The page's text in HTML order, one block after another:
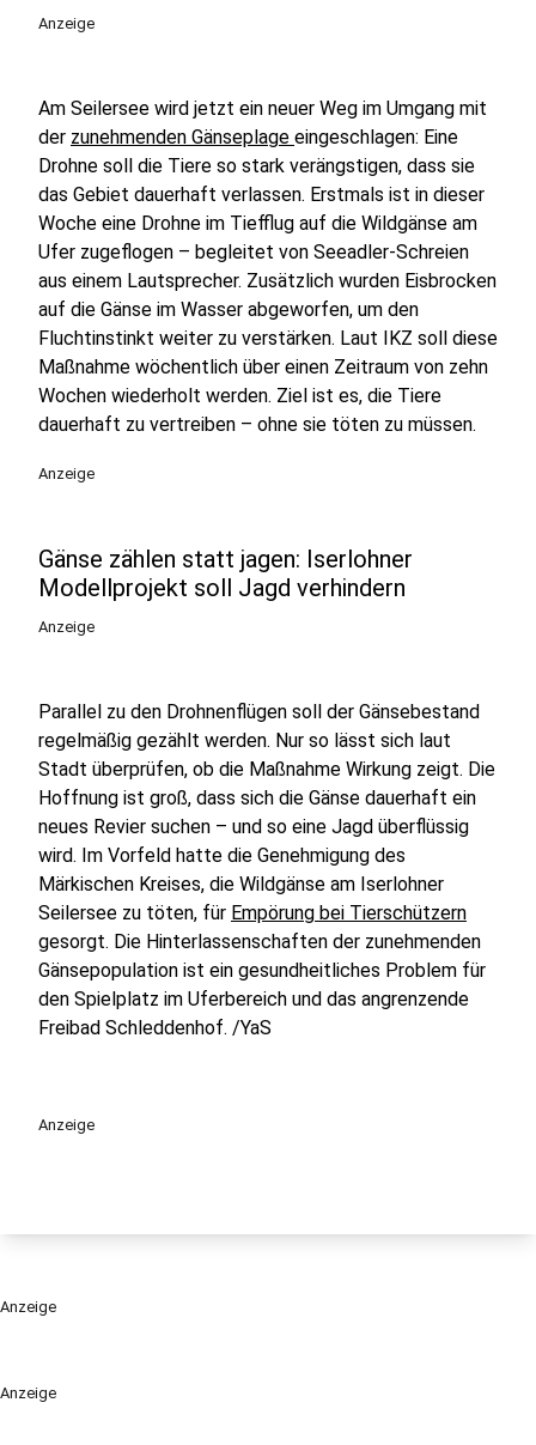
Anzeige
Anzeige
Am Seilersee wird jetzt ein neuer Weg im Umgang mit
der zunehmenden Gänseplage eingeschlagen: Eine
Drohne soll die Tiere so stark verängstigen, dass sie
das Gebiet dauerhaft verlassen. Erstmals ist in dieser
Woche eine Drohne im Tiefflug auf die Wildgänse am
Ufer zugeflogen – begleitet von Seeadler-Schreien
aus einem Lautsprecher. Zusätzlich wurden Eisbrocken
auf die Gänse im Wasser abgeworfen, um den
Fluchtinstinkt weiter zu verstärken. Laut IKZ soll diese
Maßnahme wöchentlich über einen Zeitraum von zehn
Wochen wiederholt werden. Ziel ist es, die Tiere
dauerhaft zu vertreiben – ohne sie töten zu müssen.
Anzeige
Gänse zählen statt jagen: Iserlohner
Modellprojekt soll Jagd verhindern
Anzeige
Parallel zu den Drohnenflügen soll der Gänsebestand
regelmäßig gezählt werden. Nur so lässt sich laut
Stadt überprüfen, ob die Maßnahme Wirkung zeigt. Die
Hoffnung ist groß, dass sich die Gänse dauerhaft ein
neues Revier suchen – und so eine Jagd überflüssig
wird. Im Vorfeld hatte die Genehmigung des
Märkischen Kreises, die Wildgänse am Iserlohner
Seilersee zu töten, für Empörung bei Tierschützern
gesorgt. Die Hinterlassenschaften der zunehmenden
Gänsepopulation ist ein gesundheitliches Problem für
den Spielplatz im Uferbereich und das angrenzende
Freibad Schleddenhof. /YaS
Anzeige
Anzeige